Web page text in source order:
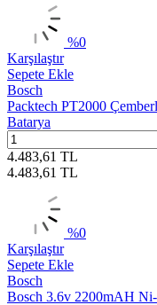
%0
Karşılaştır
Sepete Ekle
Bosch
Packtech PT2000
Batarya
4.483,61 TL
4.483,61 TL
%0
Karşılaştır
Sepete Ekle
Bosch
Bosch 3.6v 2200mAH